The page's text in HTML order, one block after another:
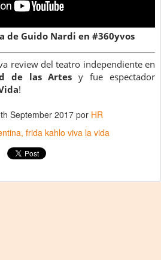
de Guido Nardi en #360yvos
review del teatro independiente en
de las Artes y fue espectador
!
September 2017por HR
frida kahlo viva la vida